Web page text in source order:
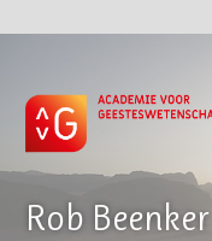
Rob Beenker